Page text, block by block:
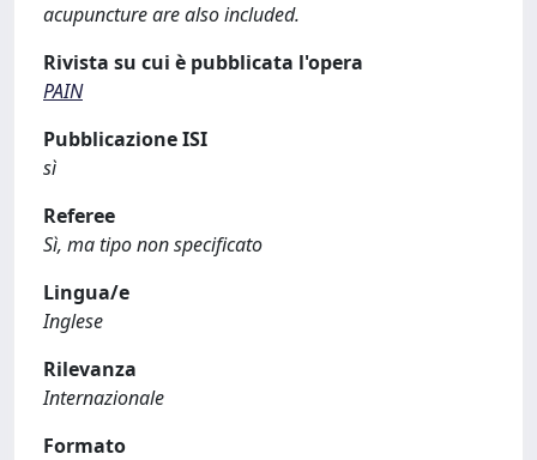
acupuncture are also included.
Rivista su cui è pubblicata l'opera
PAIN
Pubblicazione ISI
sì
Referee
Sì, ma tipo non specificato
Lingua/e
Inglese
Rilevanza
Internazionale
Formato